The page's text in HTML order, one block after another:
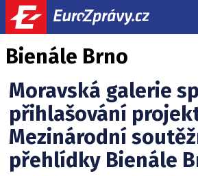
Bienále Brno
Moravská galerie
přihlašování
Mezinárodní
přehlídky Bienále